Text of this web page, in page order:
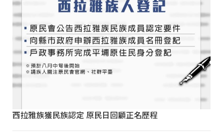
西拉雅族獲民族認定 原民日回顧正名歷程